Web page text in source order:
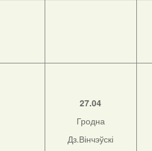
27.04
Гродна
Дз.Вінчэўскі